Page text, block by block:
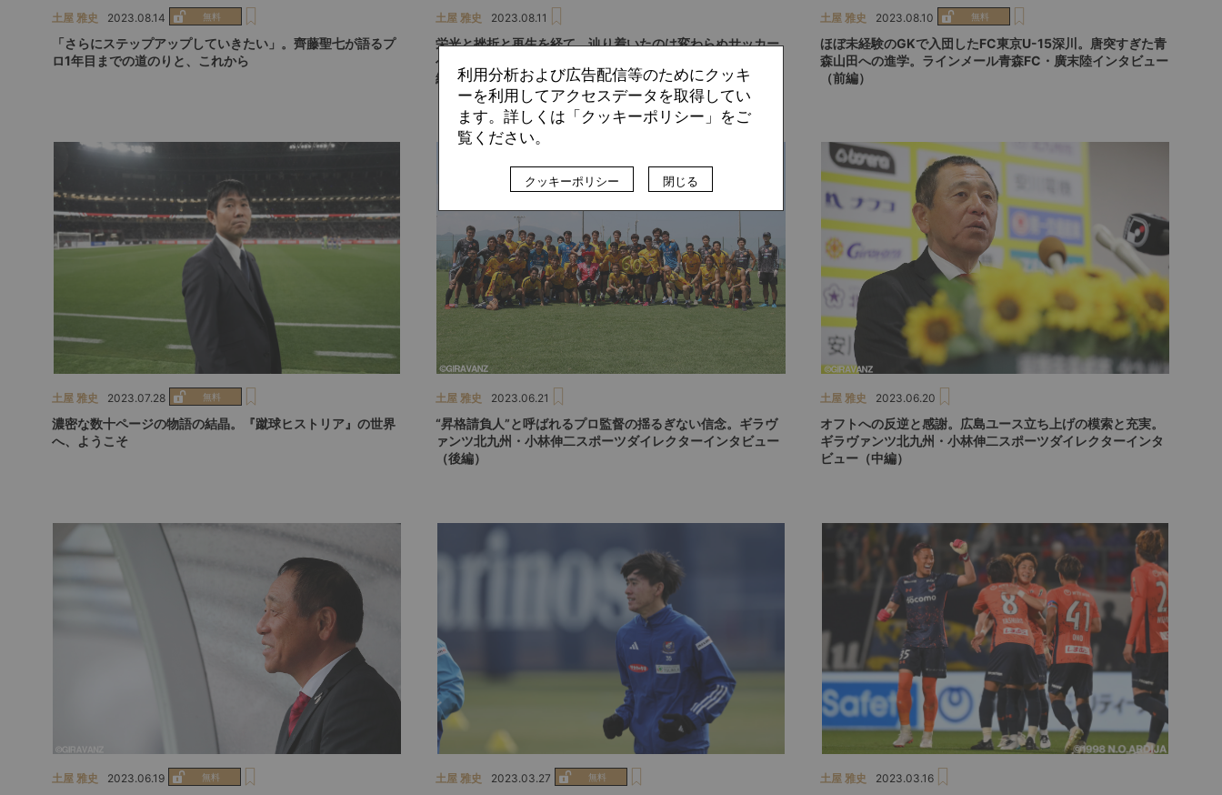
土屋 雅史 2023.08.14
「さらにステップアップしていきたい」。齊藤聖七が語るプ
ロ1年目までの道のりと、これから
土屋 雅史 2023.08.11
栄光と挫折と再生を経て、辿り着いたのは変わらぬサッカー
への想い。ラインメール青森FC・廣末陸インタビュー（後
編）
土屋 雅史 2023.08.10
ほぼ未経験のGKで入団したFC東京U-15深川。唐突すぎた青
森山田への進学。ラインメール青森FC・廣末陸インタビュー
（前編）
土屋 雅史 2023.07.28
濃密な数十ページの物語の結晶。『蹴球ヒストリア』の世界
へ、ようこそ
土屋 雅史 2023.06.21
“昇格請負人”と呼ばれるプロ監督の揺るぎない信念。ギラヴ
ァンツ北九州・小林伸二スポーツダイレクターインタビュー
（後編）
土屋 雅史 2023.06.20
オフトへの反逆と感謝。広島ユース立ち上げの模索と充実。
ギラヴァンツ北九州・小林伸二スポーツダイレクターインタ
ビュー（中編）
土屋 雅史 2023.06.19 土屋 雅史 2023.03.27 土屋 雅史 2023.03.16
利用分析および広告配信等のためにクッキ
ーを利用してアクセスデータを取得してい
ます。詳しくは「クッキーポリシー」をご
覧ください。
クッキーポリシー 閉じる